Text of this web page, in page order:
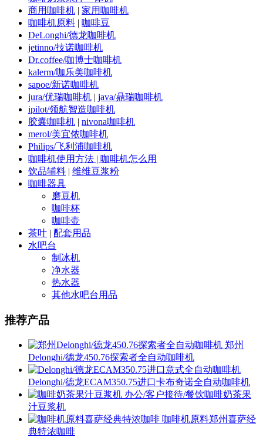
商用咖啡机 | 家用咖啡机
咖啡机原料 | 咖啡豆
DeLonghi/德龙咖啡机
jetinno/技诺咖啡机
Dr.coffee/咖博士咖啡机
kalerm/咖乐美咖啡机
sapoe/新诺咖啡机
jura/优瑞咖啡机 | java/鼎瑞咖啡机
ipilot/领航智造咖啡机
胶囊咖啡机 | nivona咖啡机
merol/美宜侬咖啡机
Philips/飞利浦咖啡机
咖啡机使用方法 | 咖啡机怎么用
饮品辅料 | 维维豆浆粉
咖啡器具
磨豆机
咖啡杯
咖啡壶
茶叶 | 配套用品
水吧台
制冰机
净水器
热水器
其他水吧台用品
推荐产品
郑州
Delonghi/德龙450.76探索者全自动咖啡机
Delonghi/德龙ECAM350.75进口卡布奇诺全自动咖啡机
办公/客户接待/餐饮咖啡奶茶果
汁豆浆机
咖啡机原料郑州喜萨经
典特浓咖啡